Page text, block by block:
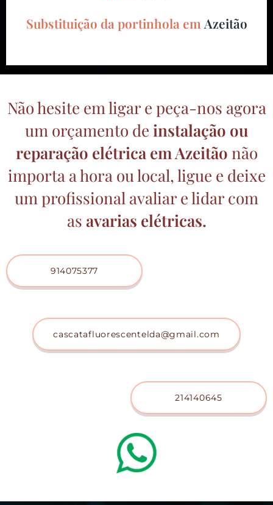
Substituição da portinhola em Azeitão
Não hesite em ligar e peça-nos agora
um orçamento de instalação ou
reparação elétrica em Azeitão não
importa a hora ou local, ligue e deixe
um profissional avaliar e lidar com
as avarias elétricas.
914075377
cascatafluorescentelda@gmail.com
214140645